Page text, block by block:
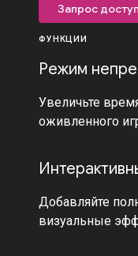
Запрос
ФУНКЦИИ
Режим
Увеличьте
оживленного
Добавляйте
визуальные